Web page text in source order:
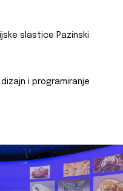
slastice Pazinski
i programiranje